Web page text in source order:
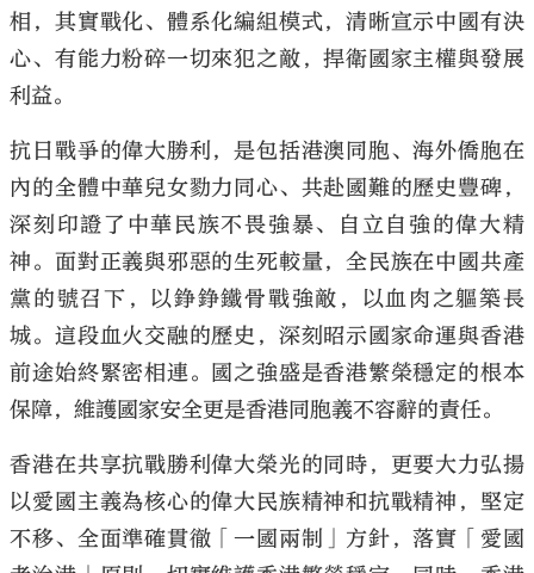
相，其實戰化、體系化編組模式，清晰宣示中國有決
心、有能力粉碎一切來犯之敵，捍衛國家主權與發展
利益。
抗日戰爭的偉大勝利，是包括港澳同胞、海外僑胞在
內的全體中華兒女勠力同心、共赴國難的歷史豐碑，
深刻印證了中華民族不畏強暴、自立自強的偉大精
神。面對正義與邪惡的生死較量，全民族在中國共產
黨的號召下，以錚錚鐵骨戰強敵，以血肉之軀築長
城。這段血火交融的歷史，深刻昭示國家命運與香港
前途始終緊密相連。國之強盛是香港繁榮穩定的根本
保障，維護國家安全更是香港同胞義不容辭的責任。
香港在共享抗戰勝利偉大榮光的同時，更要大力弘揚
以愛國主義為核心的偉大民族精神和抗戰精神，堅定
不移、全面準確貫徹「一國兩制」方針，落實「愛國